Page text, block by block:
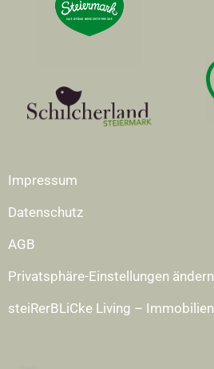
Impressum
Datenschutz
AGB
Privatsphäre-Einstellungen ändern
steiRerBLiCke Living – Immobilien